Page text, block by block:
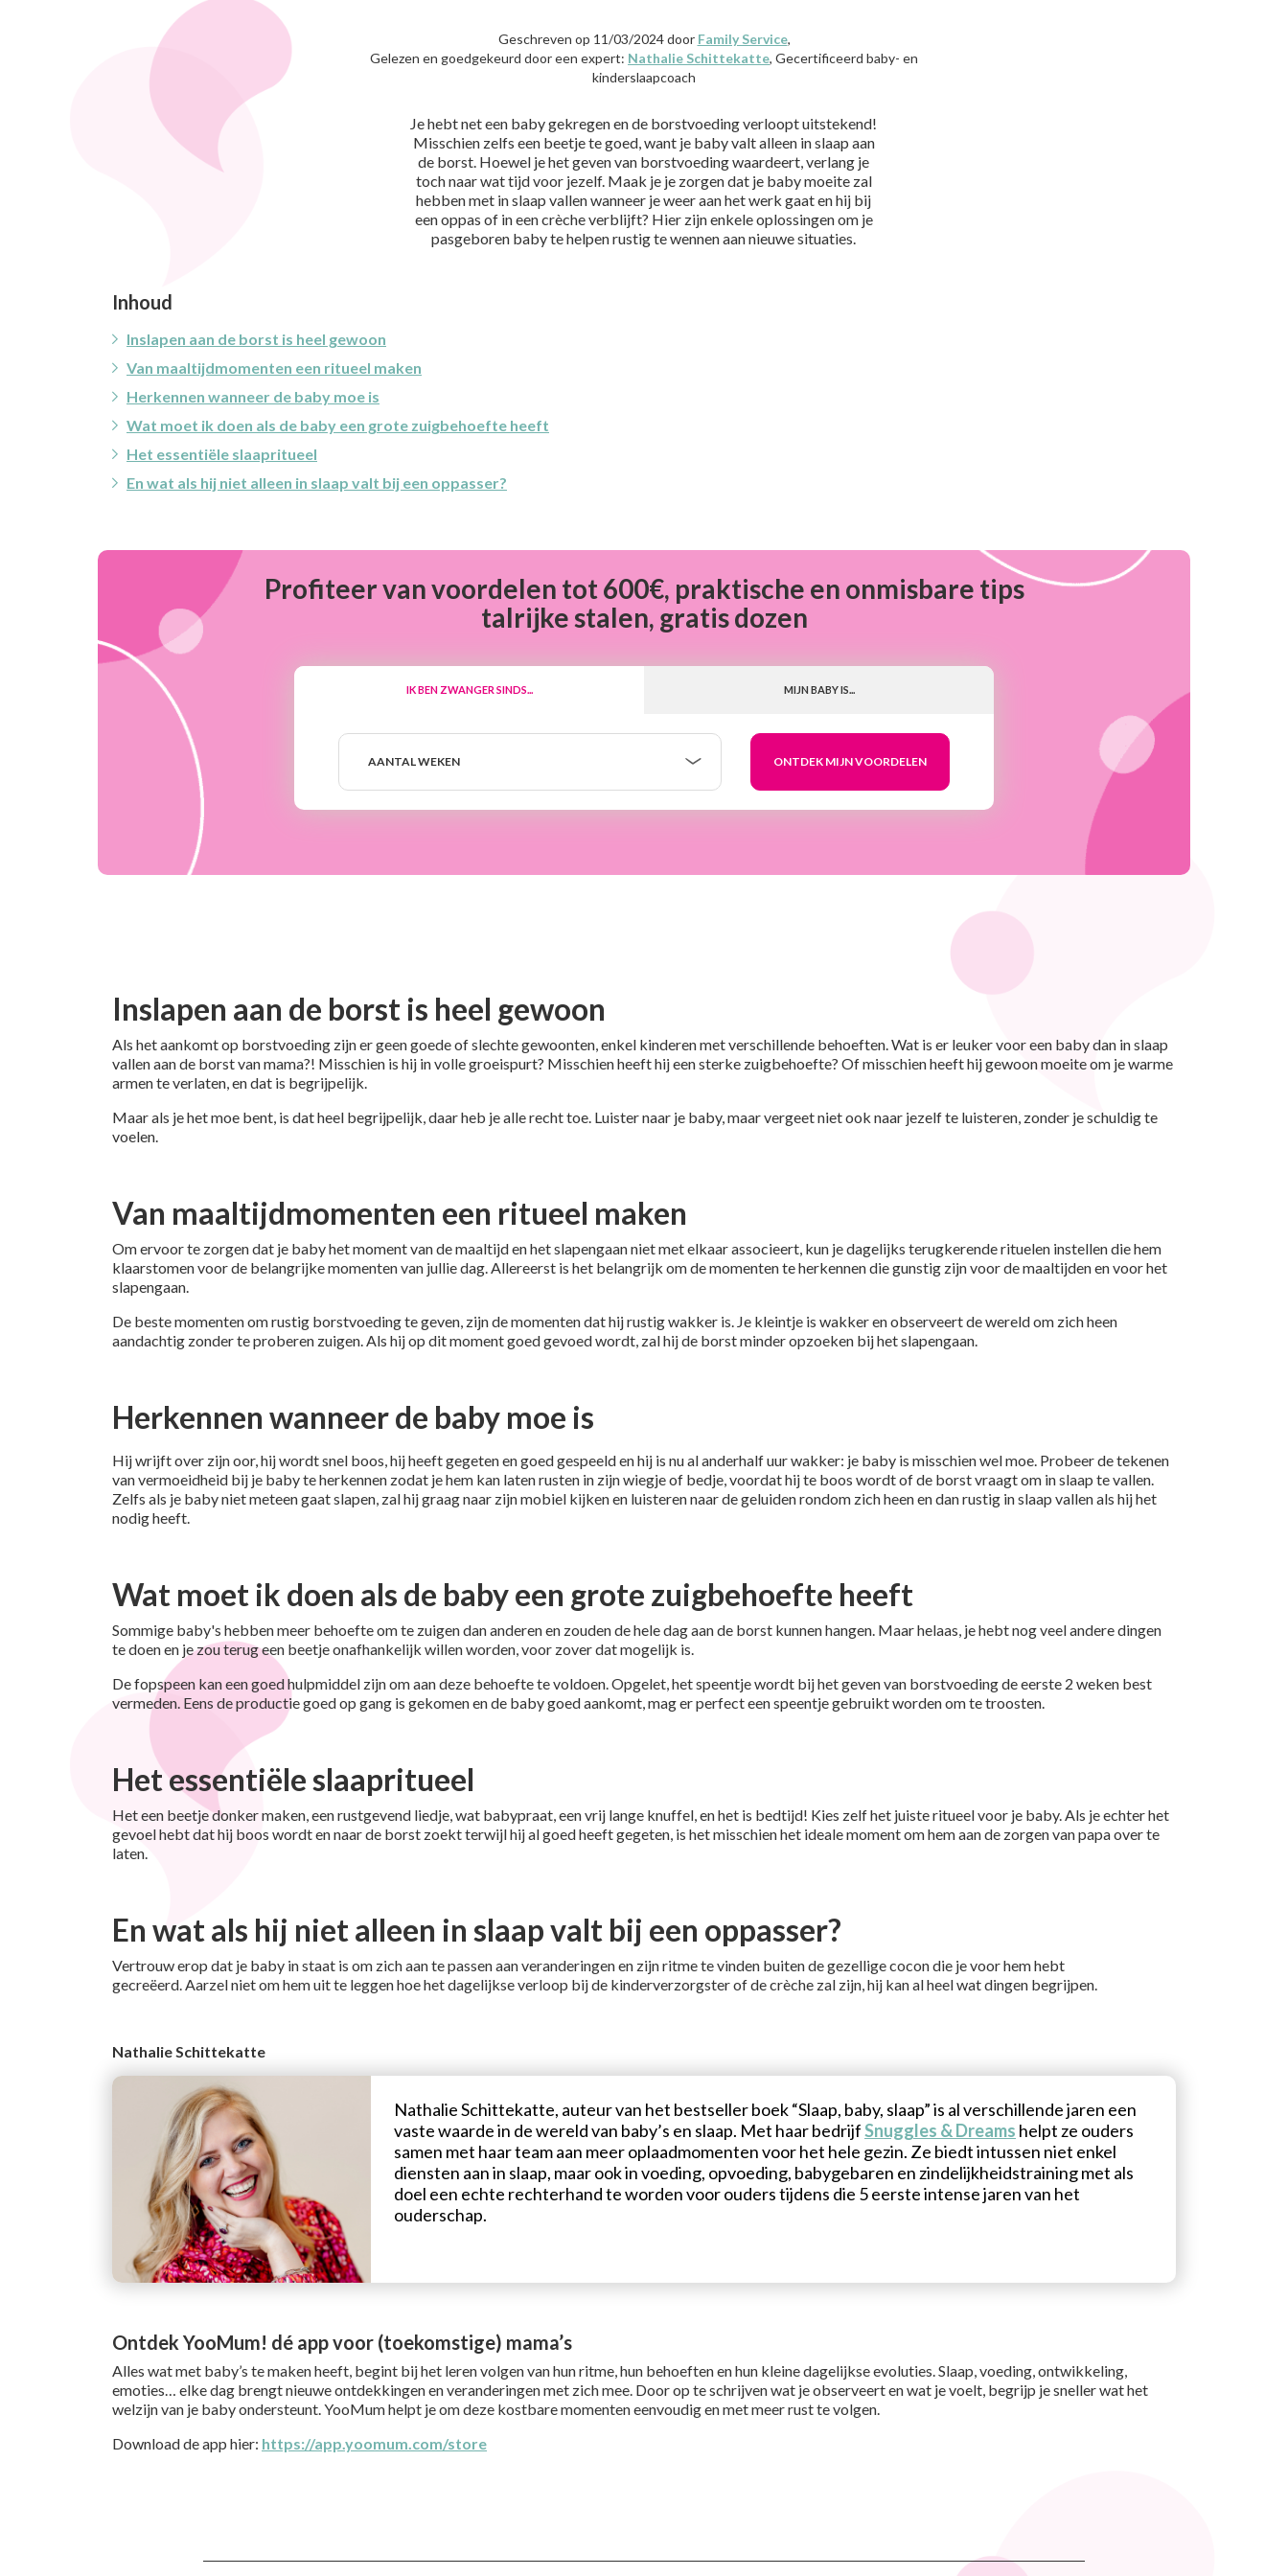
Geschreven op 11/03/2024 door Family Service,
Gelezen en goedgekeurd door een expert: Nathalie Schittekatte, Gecertificeerd baby- en
kinderslaapcoach
Je hebt net een baby gekregen en de borstvoeding verloopt uitstekend!
Misschien zelfs een beetje te goed, want je baby valt alleen in slaap aan
de borst. Hoewel je het geven van borstvoeding waardeert, verlang je
toch naar wat tijd voor jezelf. Maak je je zorgen dat je baby moeite zal
hebben met in slaap vallen wanneer je weer aan het werk gaat en hij bij
een oppas of in een crèche verblijft? Hier zijn enkele oplossingen om je
pasgeboren baby te helpen rustig te wennen aan nieuwe situaties.
Inhoud
Inslapen aan de borst is heel gewoon
Van maaltijdmomenten een ritueel maken
Herkennen wanneer de baby moe is
Wat moet ik doen als de baby een grote zuigbehoefte heeft
Het essentiële slaapritueel
En wat als hij niet alleen in slaap valt bij een oppasser?
Profiteer van voordelen tot 600€, praktische en onmisbare tips
talrijke stalen, gratis dozen
IK BEN ZWANGER SINDS... MIJN BABY IS...
Aantal
wekenAANTAL WEKEN
Inslapen aan de borst is heel gewoon
Als het aankomt op borstvoeding zijn er geen goede of slechte gewoonten, enkel kinderen met verschillende behoeften. Wat is er leuker voor een baby dan in slaap
vallen aan de borst van mama?! Misschien is hij in volle groeispurt? Misschien heeft hij een sterke zuigbehoefte? Of misschien heeft hij gewoon moeite om je warme
armen te verlaten, en dat is begrijpelijk.
Maar als je het moe bent, is dat heel begrijpelijk, daar heb je alle recht toe. Luister naar je baby, maar vergeet niet ook naar jezelf te luisteren, zonder je schuldig te
voelen.
Van maaltijdmomenten een ritueel maken
Om ervoor te zorgen dat je baby het moment van de maaltijd en het slapengaan niet met elkaar associeert, kun je dagelijks terugkerende rituelen instellen die hem
klaarstomen voor de belangrijke momenten van jullie dag. Allereerst is het belangrijk om de momenten te herkennen die gunstig zijn voor de maaltijden en voor het
slapengaan.
De beste momenten om rustig borstvoeding te geven, zijn de momenten dat hij rustig wakker is. Je kleintje is wakker en observeert de wereld om zich heen
aandachtig zonder te proberen zuigen. Als hij op dit moment goed gevoed wordt, zal hij de borst minder opzoeken bij het slapengaan.
Herkennen wanneer de baby moe is
Hij wrijft over zijn oor, hij wordt snel boos, hij heeft gegeten en goed gespeeld en hij is nu al anderhalf uur wakker: je baby is misschien wel moe. Probeer de tekenen
van vermoeidheid bij je baby te herkennen zodat je hem kan laten rusten in zijn wiegje of bedje, voordat hij te boos wordt of de borst vraagt om in slaap te vallen.
Zelfs als je baby niet meteen gaat slapen, zal hij graag naar zijn mobiel kijken en luisteren naar de geluiden rondom zich heen en dan rustig in slaap vallen als hij het
nodig heeft.
Wat moet ik doen als de baby een grote zuigbehoefte heeft
Sommige baby's hebben meer behoefte om te zuigen dan anderen en zouden de hele dag aan de borst kunnen hangen. Maar helaas, je hebt nog veel andere dingen
te doen en je zou terug een beetje onafhankelijk willen worden, voor zover dat mogelijk is.
De fopspeen kan een goed hulpmiddel zijn om aan deze behoefte te voldoen. Opgelet, het speentje wordt bij het geven van borstvoeding de eerste 2 weken best
vermeden. Eens de productie goed op gang is gekomen en de baby goed aankomt, mag er perfect een speentje gebruikt worden om te troosten.
Het essentiële slaapritueel
Het een beetje donker maken, een rustgevend liedje, wat babypraat, een vrij lange knuffel, en het is bedtijd! Kies zelf het juiste ritueel voor je baby. Als je echter het
gevoel hebt dat hij boos wordt en naar de borst zoekt terwijl hij al goed heeft gegeten, is het misschien het ideale moment om hem aan de zorgen van papa over te
laten.
En wat als hij niet alleen in slaap valt bij een oppasser?
Vertrouw erop dat je baby in staat is om zich aan te passen aan veranderingen en zijn ritme te vinden buiten de gezellige cocon die je voor hem hebt
gecreëerd. Aarzel niet om hem uit te leggen hoe het dagelijkse verloop bij de kinderverzorgster of de crèche zal zijn, hij kan al heel wat dingen begrijpen.
Nathalie Schittekatte
Nathalie Schittekatte, auteur van het bestseller boek “Slaap, baby, slaap” is al verschillende jaren een
vaste waarde in de wereld van baby’s en slaap. Met haar bedrijfSnuggles & Dreams helpt ze ouders
samen met haar team aan meer oplaadmomenten voor het hele gezin. Ze biedt intussen niet enkel
diensten aan in slaap, maar ook in voeding, opvoeding, babygebaren en zindelijkheidstraining met als
doel een echte rechterhand te worden voor ouders tijdens die 5 eerste intense jaren van het
ouderschap.
Ontdek YooMum! dé app voor (toekomstige) mama’s
Alles wat met baby’s te maken heeft, begint bij het leren volgen van hun ritme, hun behoeften en hun kleine dagelijkse evoluties. Slaap, voeding, ontwikkeling,
emoties… elke dag brengt nieuwe ontdekkingen en veranderingen met zich mee. Door op te schrijven wat je observeert en wat je voelt, begrijp je sneller wat het
welzijn van je baby ondersteunt. YooMum helpt je om deze kostbare momenten eenvoudig en met meer rust te volgen.
Download de app hier: https://app.yoomum.com/store